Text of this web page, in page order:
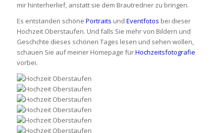
mir hinterherlief, anstatt sie dem Brautredner zu bringen.
Es entstanden schöne Portraits und Eventfotos bei dieser
Hochzeit Oberstaufen. Und falls Sie mehr von Bildern und
Geschchte dieses schönen Tages lesen und sehen wollen,
schauen Sie auf meiner Homepage fürHochzeitsfotografie
vorbei.